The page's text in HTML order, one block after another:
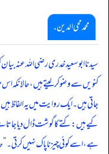
محمد محی الدین .
سیدنا ابوسعید خدری رضی اللہ عنہ
کنویں سے وضو کر لیتے ہیں،
جاتی ہیں۔ ایک روایت میں یہ الفاظ
کیے ہیں: کتے کا گوشت ڈال دیا جاتا
ہے، اسے کوئی چیز ناپاک نہیں کرتی۔“